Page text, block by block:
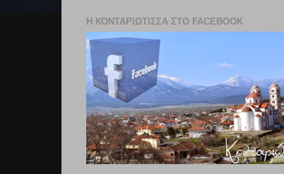
Η ΚΟΝΤΑΡΙΩΤΙΣΣΑ ΣΤΟ FACEBOOK